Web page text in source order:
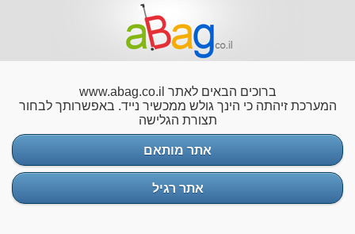
ברוכים הבאים לאתר www.abag.co.il
המערכת זיהתה כי הינך גולש ממכשיר נייד. באפשרותך לבחור
תצורת הגלישה
אתר מותאם
אתר רגיל